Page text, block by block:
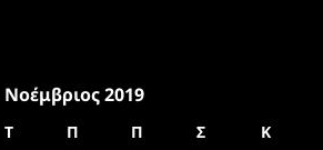
Νοέμβριος 2019
Τ Π Π Σ
Κ